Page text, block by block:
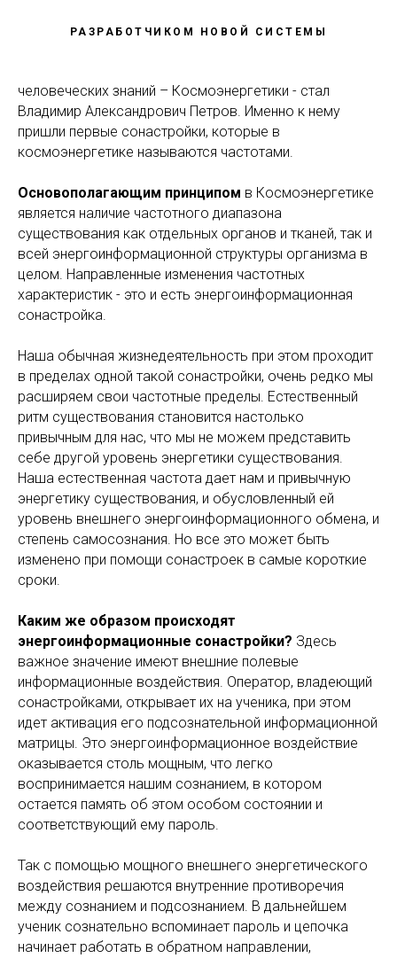
РАЗРАБОТЧИКОМ НОВОЙ СИСТЕМЫ
человеческих знаний – Космоэнергетики - стал
Владимир Александрович Петров. Именно к нему
пришли первые сонастройки, которые в
космоэнергетике называются частотами.
Основополагающим принципом в Космоэнергетике
является наличие частотного диапазона
существования как отдельных органов и тканей, так и
всей энергоинформационной структуры организма в
целом. Направленные изменения частотных
характеристик - это и есть энергоинформационная
сонастройка.
Наша обычная жизнедеятельность при этом проходит
в пределах одной такой сонастройки, очень редко мы
расширяем свои частотные пределы. Естественный
ритм существования становится настолько
привычным для нас, что мы не можем представить
себе другой уровень энергетики существования.
Наша естественная частота дает нам и привычную
энергетику существования, и обусловленный ей
уровень внешнего энергоинформационного обмена, и
степень самосознания. Но все это может быть
изменено при помощи сонастроек в самые короткие
сроки.
Каким же образом происходят
энергоинформационные сонастройки? Здесь
важное значение имеют внешние полевые
информационные воздействия. Оператор, владеющий
сонастройками, открывает их на ученика, при этом
идет активация его подсознательной информационной
матрицы. Это энергоинформационное воздействие
оказывается столь мощным, что легко
воспринимается нашим сознанием, в котором
остается память об этом особом состоянии и
соответствующий ему пароль.
Так с помощью мощного внешнего энергетического
воздействия решаются внутренние противоречия
между сознанием и подсознанием. В дальнейшем
ученик сознательно вспоминает пароль и цепочка
начинает работать в обратном направлении,